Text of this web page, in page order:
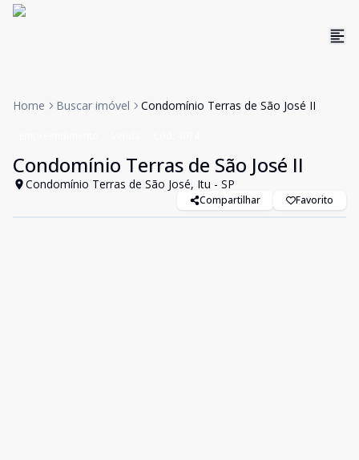
Home Buscar imóvel Condomínio Terras de São José II
Condomínio Terras de São José II
Condomínio Terras de São José, Itu - SP
Compartilhar Favorito